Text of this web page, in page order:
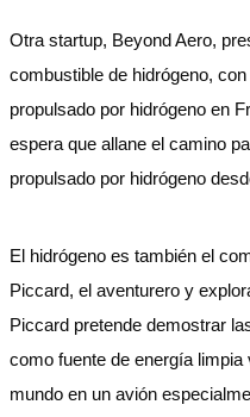
Otra startup, Beyond Aero,
combustible de hidrógeno,
propulsado por hidrógeno en
espera que allane el camino
propulsado por hidrógeno
El hidrógeno es también el
Piccard, el aventurero y
Piccard pretende demostrar
como fuente de energía limpia
mundo en un avión